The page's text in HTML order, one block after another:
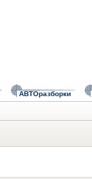
АВТОразборки